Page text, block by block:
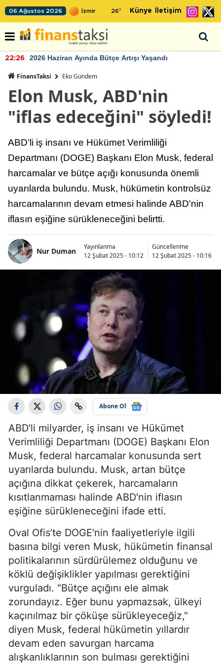
06 Ağustos 2026 26° Künye İletişim
22:26 2026 Haziran Ayında Bütçe Artışı Yaşandı
FinansTaksi Eko Gündem
Elon Musk, ABD'nin
"iflas edeceğini" söyledi!
ABD’li iş insanı ve Hükümet Verimliliği
Departmanı (DOGE) Başkanı Elon Musk, federal
harcamalar ve bütçe açığı konusunda önemli
uyarılarda bulundu. Musk, hükümetin kontrolsüz
harcamalarının devam etmesi halinde ABD'nin
iflasın eşiğine sürükleneceğini belirtti.
Nur Duman
Yayınlanma
12 Şubat 2025 - 10:12
Güncellenme
12 Şubat 2025 - 10:16
Abone Ol
ABD'li milyarder, iş insanı ve Hükümet
Verimliliği Departmanı (DOGE) Başkanı Elon
Musk, federal harcamalar konusunda sert
uyarılarda bulundu. Musk, artan bütçe
açığına dikkat çekerek, harcamaların
kısıtlanmaması halinde ABD'nin iflasın
eşiğine sürükleneceğini ifade etti.
Oval Ofis’te DOGE'nin faaliyetleriyle ilgili
basına bilgi veren Musk, hükümetin finansal
politikalarının sürdürülemez olduğunu ve
köklü değişiklikler yapılması gerektiğini
vurguladı. "Bütçe açığını ele almak
zorundayız. Eğer bunu yapmazsak, ülkeyi
kaçınılmaz bir çöküşe sürükleyeceğiz,"
diyen Musk, federal hükümetin yıllardır
devam eden savurgan harcama
alışkanlıklarının son bulması gerektiğini